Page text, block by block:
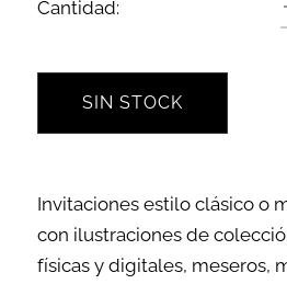
Cantidad:
SIN STOCK
Invitaciones estilo clásico o
con ilustraciones de
físicas y digitales, meseros,